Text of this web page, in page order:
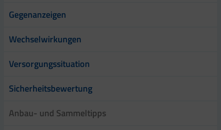
Gegenanzeigen
Wechselwirkungen
Versorgungssituation
Sicherheitsbewertung
Anbau- und Sammeltipps